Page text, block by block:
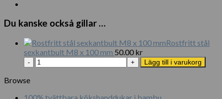
Du kanske också gillar …
Rostfritt stål
sexkantbult M8 x 100 mm 50.00 kr
Rostfritt
stål
Lägg till i varukorg
Browse
100% tvättbara kökshanddukar i bambu